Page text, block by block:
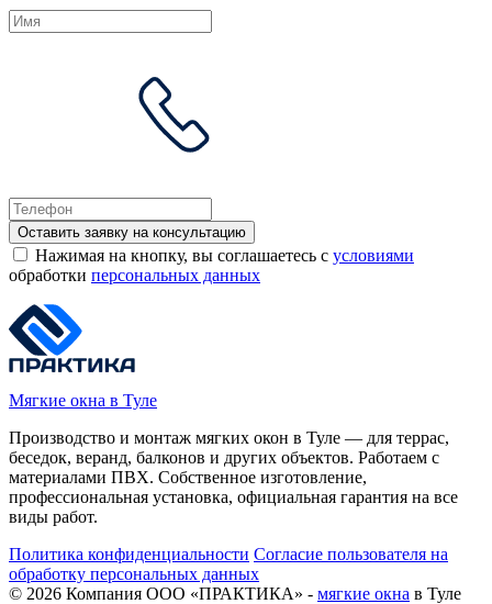
Оставить заявку на консультацию
Нажимая на кнопку, вы соглашаетесь с условиями
обработки персональных данных
Мягкие окна в Туле
Производство и монтаж мягких окон в Туле — для террас,
беседок, веранд, балконов и других объектов. Работаем с
материалами ПВХ. Собственное изготовление,
профессиональная установка, официальная гарантия на все
виды работ.
Политика конфиденциальности Согласие пользователя на
обработку персональных данных
© 2026 Компания ООО «ПРАКТИКА» - мягкие окна в Туле